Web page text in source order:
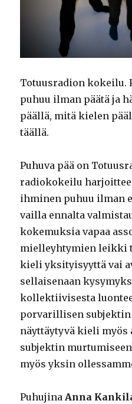
Totuusradion kokeilu.
puhuu ilman päätä ja
päällä, mitä kielen
täällä.
Puhuva pää on
radiokokeilu
ihminen puhuu ilman
vailla ennalta
kokemuksia vapaa
mielleyhtymien leikki
kieli yksityisyyttä vai
sellaisenaan
kollektiivisesta
porvarillisen subjektin
näyttäytyvä kieli myös
subjektin
myös yksin
PuhujinaAnna